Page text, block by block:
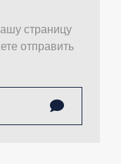
страницу
отправить